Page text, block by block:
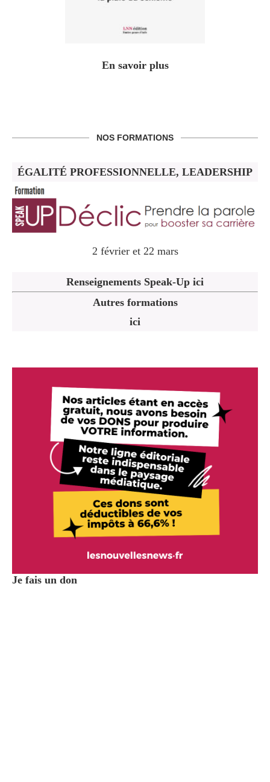
En savoir plus
NOS FORMATIONS
ÉGALITÉ PROFESSIONNELLE, LEADERSHIP
2 février et 22 mars
Renseignements Speak-Up ici
Autres formations
ici
Je fais un don